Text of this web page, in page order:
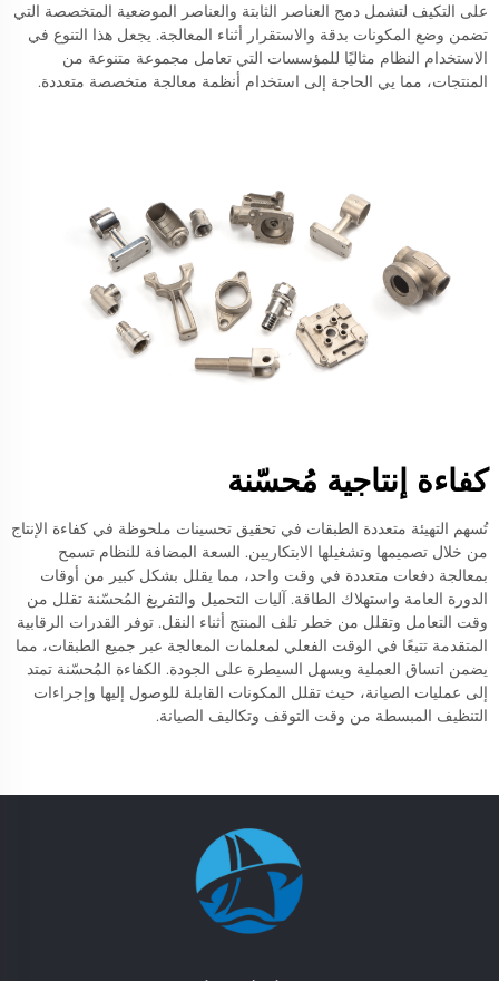
على التكيف لتشمل دمج العناصر الثابتة والعناصر الموضعية المتخصصة التي
تضمن وضع المكونات بدقة والاستقرار أثناء المعالجة. يجعل هذا التنوع في
الاستخدام النظام مثاليًا للمؤسسات التي تعامل مجموعة متنوعة من
المنتجات، مما يي الحاجة إلى استخدام أنظمة معالجة متخصصة متعددة.
كفاءة إنتاجية مُحسّنة
تُسهم التهيئة متعددة الطبقات في تحقيق تحسينات ملحوظة في كفاءة الإنتاج
من خلال تصميمها وتشغيلها الابتكاريين. السعة المضافة للنظام تسمح
بمعالجة دفعات متعددة في وقت واحد، مما يقلل بشكل كبير من أوقات
الدورة العامة واستهلاك الطاقة. آليات التحميل والتفريغ المُحسّنة تقلل من
وقت التعامل وتقلل من خطر تلف المنتج أثناء النقل. توفر القدرات الرقابية
المتقدمة تتبعًا في الوقت الفعلي لمعلمات المعالجة عبر جميع الطبقات، مما
يضمن اتساق العملية ويسهل السيطرة على الجودة. الكفاءة المُحسّنة تمتد
إلى عمليات الصيانة، حيث تقلل المكونات القابلة للوصول إليها وإجراءات
التنظيف المبسطة من وقت التوقف وتكاليف الصيانة.